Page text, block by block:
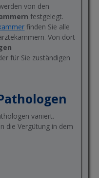
von den
festgelegt.
finden Sie alle
Von dort
für Sie zuständigen
variiert.
die Vergütung in dem